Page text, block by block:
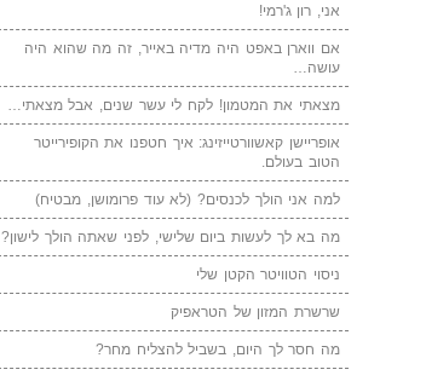
אני, רון ג'רמי!
אם ווארן באפט היה מדיה באייר, זה מה שהוא היה
עושה…
מצאתי את המטמון! לקח לי עשר שנים, אבל מצאתי…
אופריישן קאשוורטייזינג: איך חטפנו את הקופירייטר
הטוב בעולם.
למה אני הולך לכנסים? (לא עוד פרומושן, מבטיח)
מה בא לך לעשות ביום שלישי, לפני שאתה הולך לישון?
ניסוי הטוויטר הקטן שלי
שרשרת המזון של הטראפיק
מה חסר לך היום, בשביל להצליח מחר?